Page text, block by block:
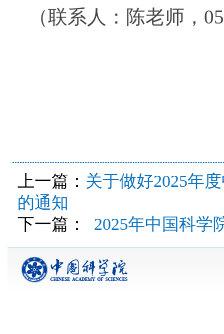
（联系人：陈老师，
上一篇： 关于做好2025年
的通知
下一篇：
2025年中国科学